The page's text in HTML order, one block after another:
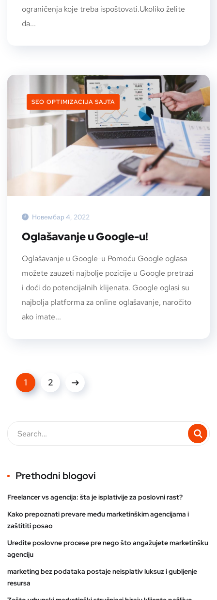
ograničenja koje treba ispoštovati.Ukoliko želite
da...
SEO OPTIMIZACIJA SAJTA
Новембар 4, 2022
Oglašavanje u Google-u!
Oglašavanje u Google-u Pomoću Google oglasa
možete zauzeti najbolje pozicije u Google pretrazi
i doći do potencijalnih klijenata. Google oglasi su
najbolja platforma za online oglašavanje, naročito
ako imate...
1 2
Prethodni blogovi
Freelancer vs agencija: šta je isplativije za poslovni rast?
Kako prepoznati prevare među marketinškim agencijama i
zaštititi posao
Uredite poslovne procese pre nego što angažujete marketinšku
agenciju
marketing bez podataka postaje neisplativ luksuz i gubljenje
resursa